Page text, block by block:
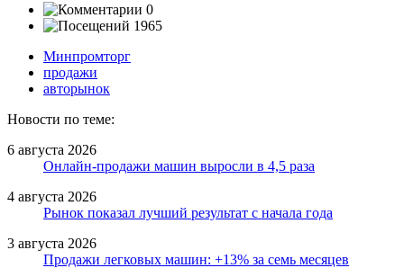
0
1965
Минпромторг
продажи
авторынок
Новости по теме:
6 августа 2026
Онлайн-продажи машин выросли в 4,5 раза
4 августа 2026
Рынок показал лучший результат с начала года
3 августа 2026
Продажи легковых машин: +13% за семь месяцев